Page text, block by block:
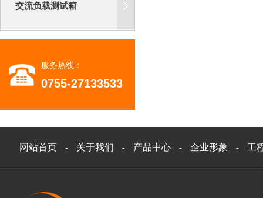
交流负载测试箱
服务热线：
0755-27133533
网站首页 - 关于我们 - 产品中心- 企业形象 - 工